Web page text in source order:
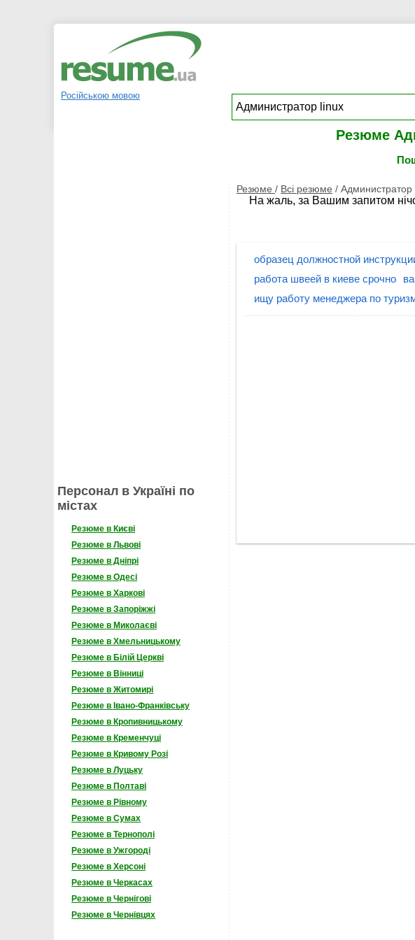
Російською мовою
Резюме
Персонал в Україні по
містах
Резюме в Києві
Резюме в Львові
Резюме в Дніпрі
Резюме в Одесі
Резюме в Харкові
Резюме в Запоріжжі
Резюме в Миколаєві
Резюме в Хмельницькому
Резюме в Білій Церкві
Резюме в Вінниці
Резюме в Житомирі
Резюме в Івано-Франківську
Резюме в Кропивницькому
Резюме в Кременчуці
Резюме в Кривому Розі
Резюме в Луцьку
Резюме в Полтаві
Резюме в Рівному
Резюме в Сумах
Резюме в Тернополі
Резюме в Ужгороді
Резюме в Херсоні
Резюме в Черкасах
Резюме в Чернігові
Резюме в Чернівцях
Резюме / Всі резюме / Администратор
На жаль, за Вашим запитом
образец должностной
работа швеей в киеве срочно
ищу работу менеджера по